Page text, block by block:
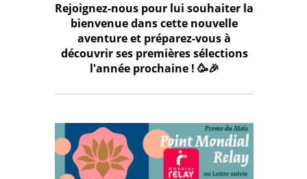
Rejoignez-nous pour lui souhaiter la
bienvenue dans cette nouvelle
aventure et préparez-vous à
découvrir ses premières sélections
l'année prochaine ! 🥳🎉